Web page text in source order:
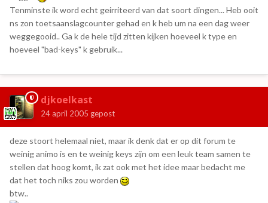
Tenminste ik word echt geirriteerd van dat soort dingen... Heb ooit
ns zon toetsaanslagcounter gehad en k heb um na een dag weer
weggegooid.. Ga k de hele tijd zitten kijken hoeveel k type en
hoeveel "bad-keys" k gebruik...
djkoelkast
24 april 2005 gepost
deze stoort helemaal niet, maar ik denk dat er op dit forum te
weinig animo is en te weinig keys zijn om een leuk team samen te
stellen dat hoog komt, ik zat ook met het idee maar bedacht me
dat het toch niks zou worden
btw..